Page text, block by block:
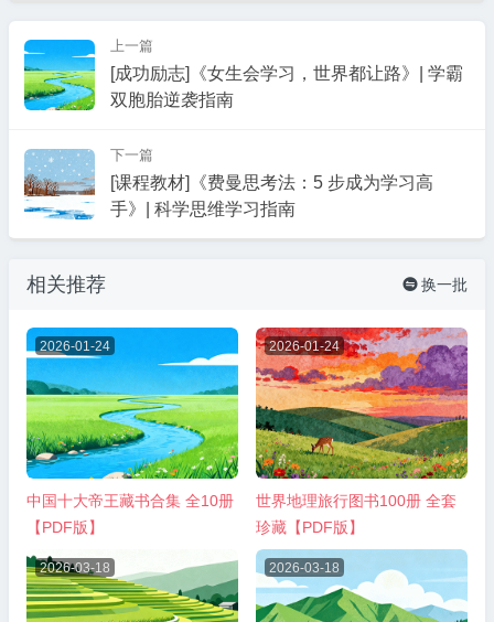
上一篇
[成功励志]《女生会学习，世界都让路》| 学霸
双胞胎逆袭指南
下一篇
[课程教材]《费曼思考法：5 步成为学习高
手》| 科学思维学习指南
相关推荐  换一批
2026-01-24
中国十大帝王藏书合集 全10册
【PDF版】
2026-01-24
世界地理旅行图书100册 全套
珍藏【PDF版】
2026-03-18 2026-03-18